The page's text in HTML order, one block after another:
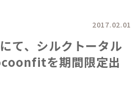
2017.02.01
て、シルクトータル
を期間限定出